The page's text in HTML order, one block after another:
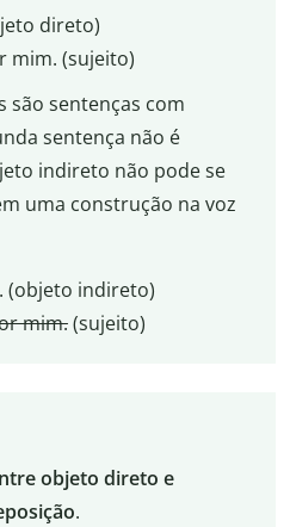
direto)
mim. (sujeito)
são sentenças com
sentença não é
indireto não pode se
uma construção na voz
. (objeto indireto)
mim.(sujeito)
objeto direto e
.